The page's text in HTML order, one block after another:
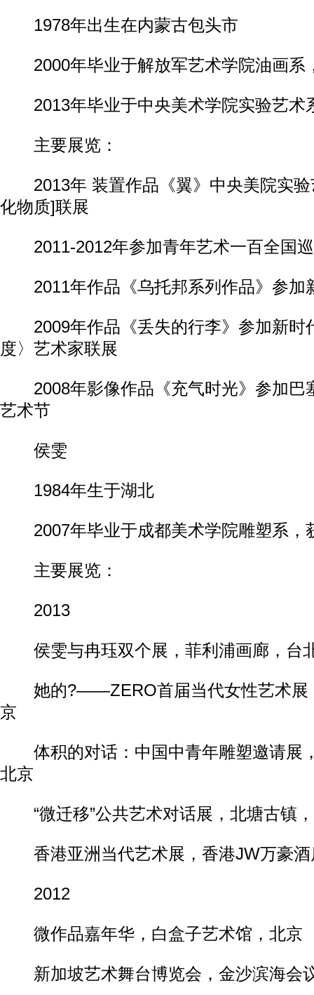
1978年出生在内蒙古包头市
2000年毕业于解放军艺术学院油画系
2013年毕业于中央美术学院实验艺术
主要展览：
2013年 装置作品《翼》中央美院实
化物质]联展
2011-2012年参加青年艺术一百全国
2011年作品《乌托邦系列作品》参加
2009年作品《丢失的行李》参加新时
度〉艺术家联展
2008年影像作品《充气时光》参加巴
艺术节
侯雯
1984年生于湖北
2007年毕业于成都美术学院雕塑系，
主要展览：
2013
侯雯与冉珏双个展，菲利浦画廊，台
她的?——ZERO首届当代女性艺术展
京
体积的对话：中国中青年雕塑邀请展
北京
“微迁移”公共艺术对话展，北塘古镇
香港亚洲当代艺术展，香港JW万豪酒
2012
微作品嘉年华，白盒子艺术馆，北京
新加坡艺术舞台博览会，金沙滨海会